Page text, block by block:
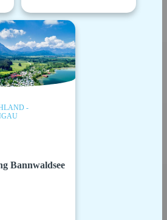
-
Bannwaldsee